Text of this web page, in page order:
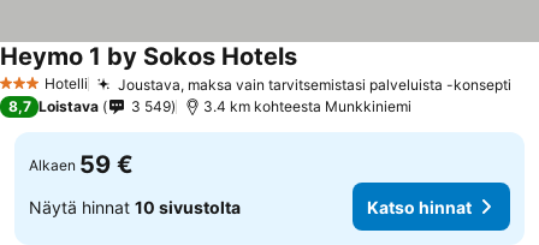
3 Tähtiluokitus
Hotelli Joustava, maksa vain tarvitsemistasi palveluista -konsepti
Heymo 1 by Sokos Hotels
8,7 Loistava 3 549 3.4 km kohteesta Munkkiniemi
Alkaen 59 €
Näytä hinnat 10 sivustolta Katso hinnat